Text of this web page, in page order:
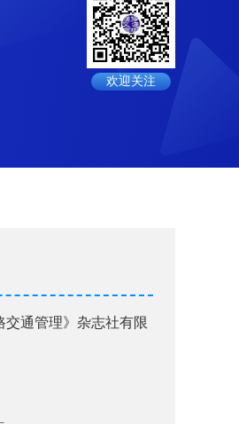
欢迎关注
交通管理》杂志社有限